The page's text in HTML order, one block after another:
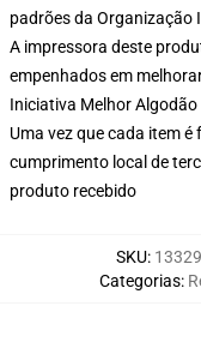
padrões da Organização
A impressora deste
empenhados em
Iniciativa Melhor Algodão
Uma vez que cada item
cumprimento local de
produto recebido
SKU:
Categorias: